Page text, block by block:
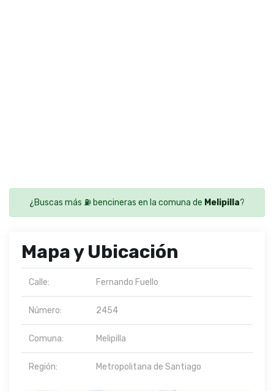
¿Buscas más ⛽ bencineras en la comuna de Melipilla?
Mapa y Ubicación
Calle: Fernando Fuello
Número: 2454
Comuna: Melipilla
Región: Metropolitana de Santiago